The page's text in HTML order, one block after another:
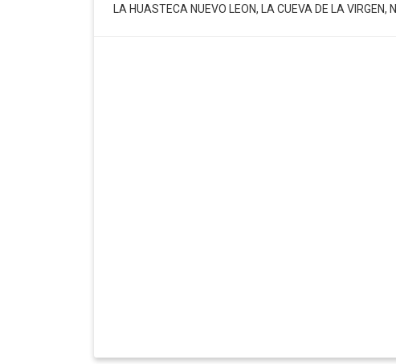
LA HUASTECA NUEVO LEON, LA CUEVA DE LA